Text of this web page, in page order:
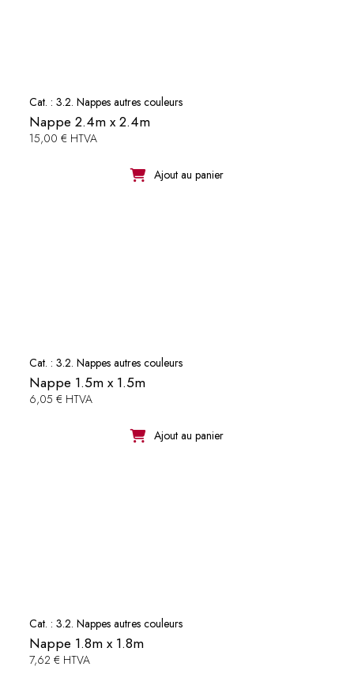
Cat. : 3.2. Nappes autres couleurs
Nappe 2.4m x 2.4m
15,00 € HTVA
Ajout au panier
Cat. : 3.2. Nappes autres couleurs
Nappe 1.5m x 1.5m
6,05 € HTVA
Ajout au panier
Cat. : 3.2. Nappes autres couleurs
Nappe 1.8m x 1.8m
7,62 € HTVA